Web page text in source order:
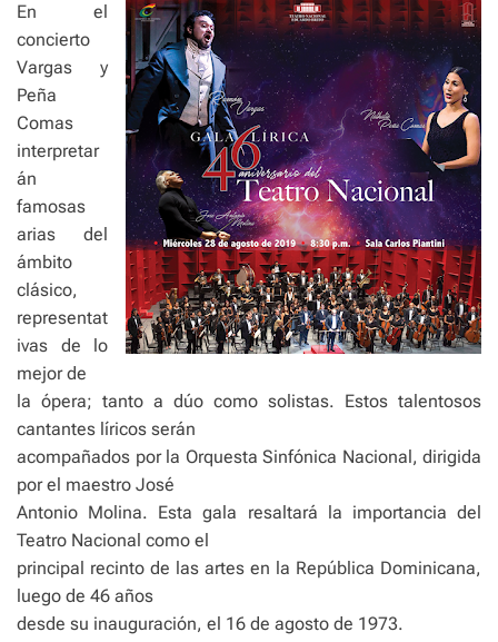
En el
concierto
Vargas y
Peña
Comas
interpretar
án
famosas
arias del
ámbito
clásico,
representat
ivas de lo
mejor de
la ópera; tanto a dúo como solistas. Estos talentosos
cantantes líricos serán
acompañados por la Orquesta Sinfónica Nacional, dirigida
por el maestro José
Antonio Molina. Esta gala resaltará la importancia del
Teatro Nacional como el
principal recinto de las artes en la República Dominicana,
luego de 46 años
desde su inauguración, el 16 de agosto de 1973.